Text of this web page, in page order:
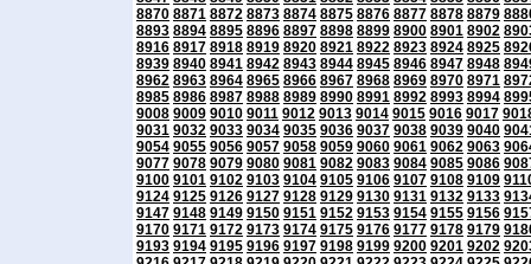
8870 8871 8872 8873 8874 8875 8876 8877 8878 8879
8893 8894 8895 8896 8897 8898 8899 8900 8901 8902
8916 8917 8918 8919 8920 8921 8922 8923 8924 8925
8939 8940 8941 8942 8943 8944 8945 8946 8947 8948
8962 8963 8964 8965 8966 8967 8968 8969 8970 8971
8985 8986 8987 8988 8989 8990 8991 8992 8993 8994
9008 9009 9010 9011 9012 9013 9014 9015 9016 9017
9031 9032 9033 9034 9035 9036 9037 9038 9039 9040
9054 9055 9056 9057 9058 9059 9060 9061 9062 9063
9077 9078 9079 9080 9081 9082 9083 9084 9085 9086
9100 9101 9102 9103 9104 9105 9106 9107 9108 9109
9124 9125 9126 9127 9128 9129 9130 9131 9132 9133
9147 9148 9149 9150 9151 9152 9153 9154 9155 9156
9170 9171 9172 9173 9174 9175 9176 9177 9178 9179
9193 9194 9195 9196 9197 9198 9199 9200 9201 9202